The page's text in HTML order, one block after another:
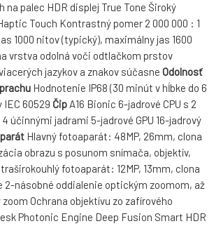
na palec HDR displej True Tone Široký
Touch Kontrastný pomer 2 000 000 : 1
1000 nitov (typický), maximálny jas 1600
vrstva odolná voči odtlačkom prstov
jazykov a znakov súčasne Odolnosť
Hodnotenie IP68 (30 minút v hĺbke do 6
60529 Čip A16 Bionic 6-jadrové CPU s 2
účinnými jadrami 5-jadrové GPU 16-jadrový
Hlavný fotoaparát: 48MP, 26mm, clona
obrazu s posunom snímača, objektív,
fotoaparát: 12MP, 13mm, clona
2-násobné oddialenie optickým zoomom, až
Ochrana objektívu zo zafírového
Photonic Engine Deep Fusion Smart HDR